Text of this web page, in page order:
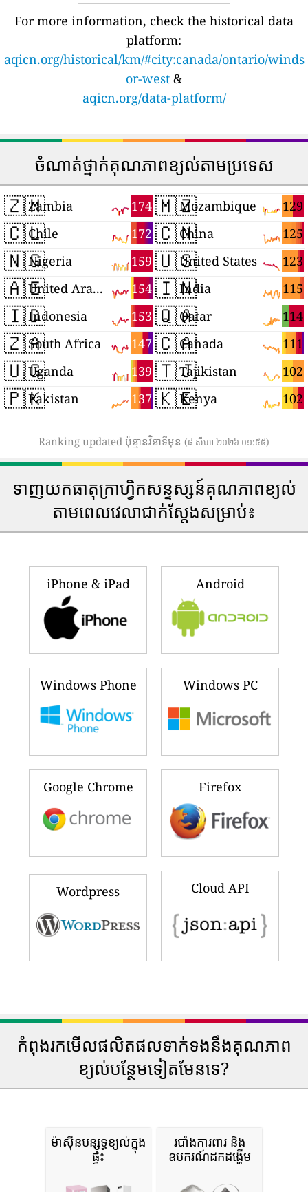
For more information, check the historical data
platform:
aqicn.org/historical/km/#city:canada/ontario/winds
or-west &
aqicn.org/data-platform/
ចំណាត់ថ្នាក់គុណភាពខ្យល់តាមប្រទេស
🇿🇲 174
Zambia
🇨🇱 172
Chile
🇳🇬 159
Nigeria
🇦🇪 154
United Arab Emirates
🇮🇩 153
Indonesia
🇿🇦 147
South Africa
🇺🇬 139
Uganda
🇵🇰 137
Pakistan
🇲🇿 129
Mozambique
🇨🇳 125
China
🇺🇸 123
United States
🇮🇳 115
India
🇶🇦 114
Qatar
🇨🇦 111
Canada
🇹🇯 102
Tajikistan
🇰🇪 102
Kenya
Ranking updated ប៉ុន្មានវិនាទីមុន (៨ សីហា ២០២៦ ០១:៥៥)
ទាញយកធាតុក្រាហ្វិកសន្ទស្សន៍គុណភាពខ្យល់
តាមពេលវេលាជាក់ស្តែងសម្រាប់៖
iPhone & iPad Android
Windows Phone Windows PC
Google Chrome Firefox
Wordpress Cloud API
កំពុងរកមើលផលិតផលទាក់ទងនឹងគុណភាព
ខ្យល់បន្ថែមទៀតមែនទេ?
ម៉ាស៊ីនបន្សុទ្ធខ្យល់ក្នុង
ផ្ទះ
របាំងការពារ និង
ឧបករណ៍ដកដង្ហើម